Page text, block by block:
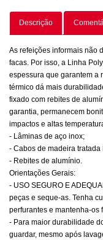
Descrição
As refeições informais não
facas. Por isso, a Linha
espessura que garantem a
térmico dá mais
fixado com rebites de
garantia, permanecem
impactos e altas
- Lâminas de aço inox;
- Cabos de madeira tratada
- Rebites de alumínio.
Orientações Gerais:
- USO SEGURO E
peças e seque-as. Tenha
perfurantes e mantenha-os
- Para maior durabilidade
guardar, mesmo após